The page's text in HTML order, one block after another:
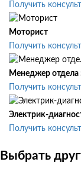
Получить
Моторист
Получить
Менеджер отдела
Получить
Электрик-
Получить
Выбрать